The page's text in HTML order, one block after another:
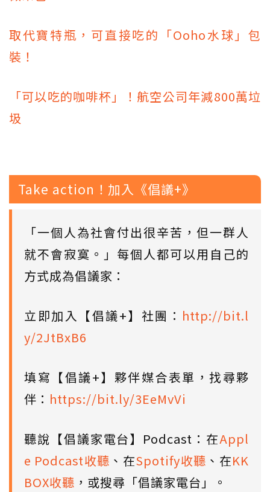
取代寶特瓶，可直接吃的「Ooho水球」包
裝！
「可以吃的咖啡杯」！航空公司年減800萬垃
圾
Take action！加入《倡議+》
「一個人為社會付出很辛苦，但一群人
就不會寂寞。」每個人都可以用自己的
方式成為倡議家：
立即加入【倡議+】社團： http://bit.l
y/2JtBxB6
填寫【倡議+】夥伴媒合表單，找尋夥
伴： https://bit.ly/3EeMvVi
聽說【倡議家電台】Podcast：在Appl
e Podcast收聽 、在Spotify收聽 、在KK
BOX收聽 ，或搜尋「倡議家電台」。